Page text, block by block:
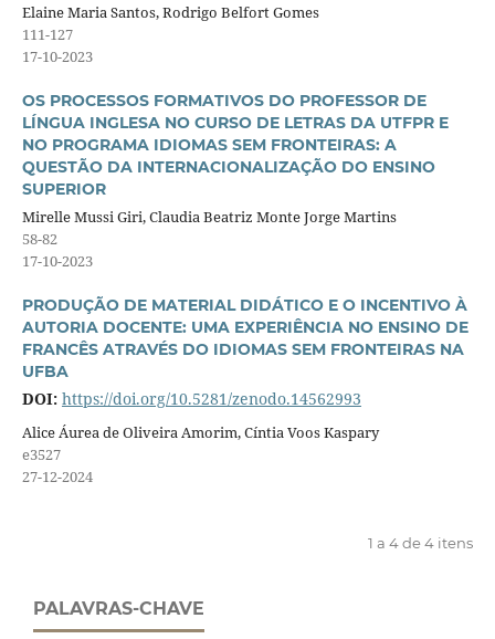
Elaine Maria Santos, Rodrigo Belfort Gomes
111-127
17-10-2023
OS PROCESSOS FORMATIVOS DO PROFESSOR DE
LÍNGUA INGLESA NO CURSO DE LETRAS DA UTFPR E
NO PROGRAMA IDIOMAS SEM FRONTEIRAS: A
QUESTÃO DA INTERNACIONALIZAÇÃO DO ENSINO
SUPERIOR
Mirelle Mussi Giri, Claudia Beatriz Monte Jorge Martins
58-82
17-10-2023
PRODUÇÃO DE MATERIAL DIDÁTICO E O INCENTIVO À
AUTORIA DOCENTE: UMA EXPERIÊNCIA NO ENSINO DE
FRANCÊS ATRAVÉS DO IDIOMAS SEM FRONTEIRAS NA
UFBA
DOI: https://doi.org/10.5281/zenodo.14562993
Alice Áurea de Oliveira Amorim, Cíntia Voos Kaspary
e3527
27-12-2024
1 a 4 de 4 itens
PALAVRAS-CHAVE